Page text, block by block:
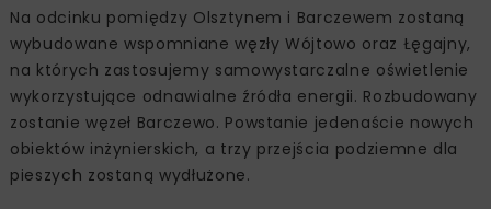
Na odcinku pomiędzy Olsztynem i Barczewem zostaną
wybudowane wspomniane węzły Wójtowo oraz Łęgajny,
na których zastosujemy samowystarczalne oświetlenie
wykorzystujące odnawialne źródła energii. Rozbudowany
zostanie węzeł Barczewo. Powstanie jedenaście nowych
obiektów inżynierskich, a trzy przejścia podziemne dla
pieszych zostaną wydłużone.